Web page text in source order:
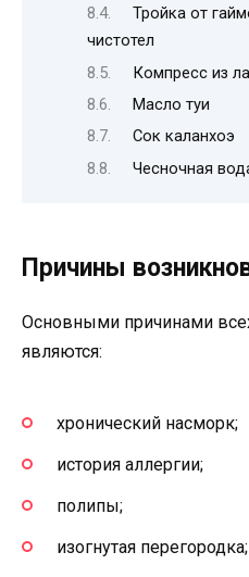
Тройка от
чистотел
Компресс из
Масло туи
Сок каланхоэ
Чесночная
Причины
Основными причинами
являются:
хронический насморк;
история аллергии;
полипы;
изогнутая перегородка;